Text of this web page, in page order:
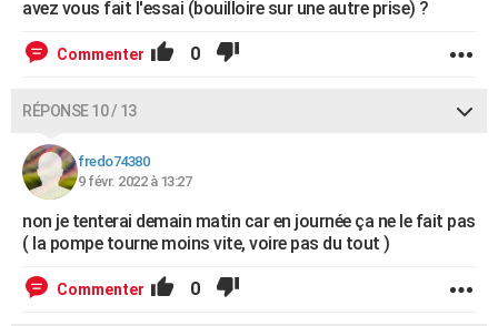
avez vous fait l'essai (bouilloire sur une autre prise) ?
Commenter 0
RÉPONSE 10 / 13
fredo74380
9 févr. 2022 à 13:27
non je tenterai demain matin car en journée ça ne le fait pas
( la pompe tourne moins vite, voire pas du tout )
Commenter 0